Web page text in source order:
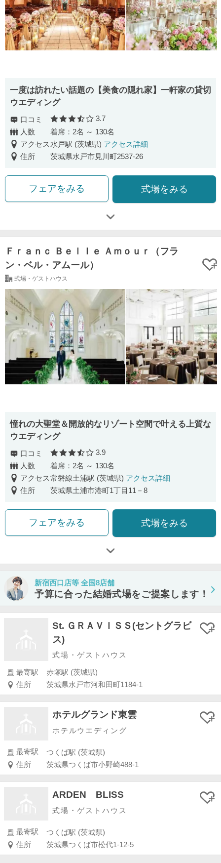
一度は訪れたい話題の【美食の隠れ家】一軒家の貸切
ウエディング
口コミ 口コミ評価
3.7
人数
着席：2名 ～ 130名
アクセス 水戸駅 (茨城県) アクセス詳細
住所
茨城県水戸市見川町2537-26
フェアをみる 式場をみる
Ｆｒａｎｃ Ｂｅｌｌｅ Ａｍｏｕｒ（フラ
ン・ベル・アムール）
式場・ゲストハウス
憧れの大聖堂＆開放的なリゾート空間で叶える上質な
ウエディング
口コミ 口コミ評価
3.9
人数
着席：2名 ～ 130名
アクセス常磐線土浦駅 (茨城県) アクセス詳細
住所
茨城県土浦市港町1丁目11－8
フェアをみる 式場をみる
新宿西口店等 全国8店舗
予算に合った結婚式場をご提案します！
St. ＧＲＡＶＩＳＳ(セントグラビ
ス)
式場・ゲストハウス
最寄駅
赤塚駅 (茨城県)
住所
茨城県水戸市河和田町1184-1
ホテルグランド東雲
ホテルウエディング
最寄駅
つくば駅 (茨城県)
住所
茨城県つくば市小野崎488-1
ARDEN BLISS
式場・ゲストハウス
最寄駅
つくば駅 (茨城県)
住所
茨城県つくば市松代1-12-5